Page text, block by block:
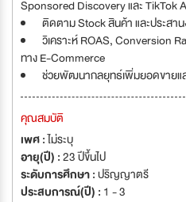
Sponsored Discovery และ TikTok
ติดตาม Stock สินค้า และประส
วิเคราะห์ ROAS, Conversion
ทาง E-Commerce
ช่วยพัฒนากลยุทธ์เพิ่มยอดขายแ
คุณสมบัติ
เพศ :ไม่ระบุ
อายุ(ปี) :23 ปีขึ้นไป
ระดับการศึกษา :ปริญญาตรี
ประสบการณ์(ปี) : 1 - 3